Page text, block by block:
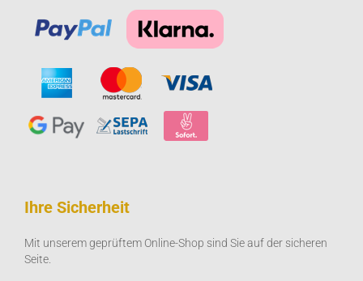
Ihre Sicherheit
Mit unserem geprüftem Online-Shop sind Sie auf der sicheren
Seite.